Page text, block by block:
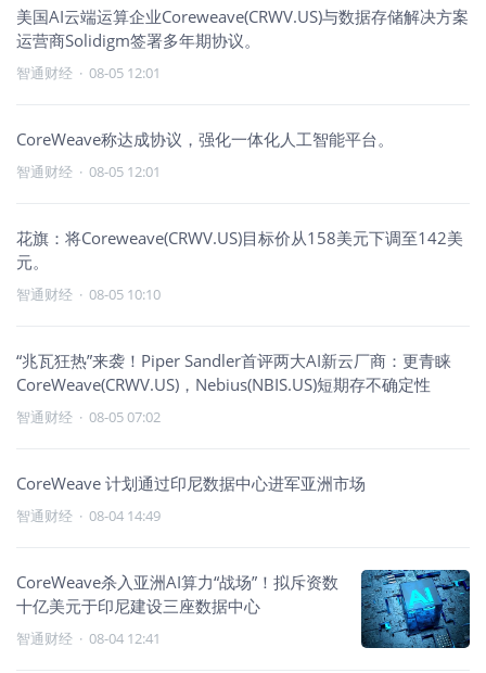
美国AI云端运算企业Coreweave(CRWV.US)与数据存储解决方案
运营商Solidigm签署多年期协议。
智通财经 · 08-05 12:01
CoreWeave称达成协议，强化一体化人工智能平台。
智通财经 · 08-05 12:01
花旗：将Coreweave(CRWV.US)目标价从158美元下调至142美
元。
智通财经 · 08-05 10:10
“兆瓦狂热”来袭！Piper Sandler首评两大AI新云厂商：更青睐
CoreWeave(CRWV.US)，Nebius(NBIS.US)短期存不确定性
智通财经 · 08-05 07:02
CoreWeave 计划通过印尼数据中心进军亚洲市场
智通财经 · 08-04 14:49
CoreWeave杀入亚洲AI算力“战场”！拟斥资数
十亿美元于印尼建设三座数据中心
智通财经 · 08-04 12:41